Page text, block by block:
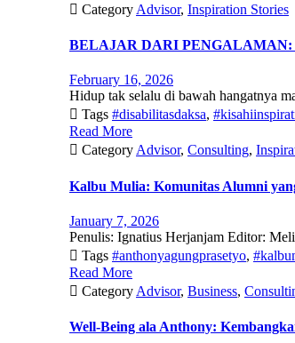
 Category Advisor, Inspiration Stories
BELAJAR DARI
February 16, 2026
Hidup tak selalu di bawah hangatnya
 Tags #disabilitasdaksa,
Read More
 Category Advisor, Consulting,
Kalbu Mulia: Komunitas Alumni
January 7, 2026
Penulis: Ignatius Herjanjam Editor:
 Tags #anthonyagungprasetyo,
Read More
 Category Advisor, Business,
Well-Being ala Anthony: